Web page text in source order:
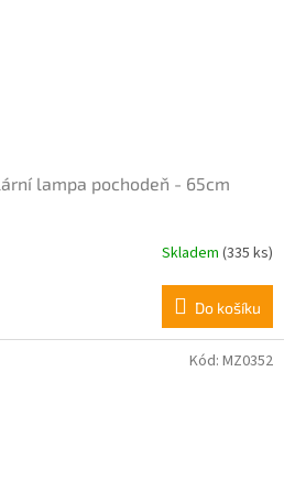
lampa pochodeň - 65cm
Skladem(335 ks)
Do košíku
Kód: MZ0352